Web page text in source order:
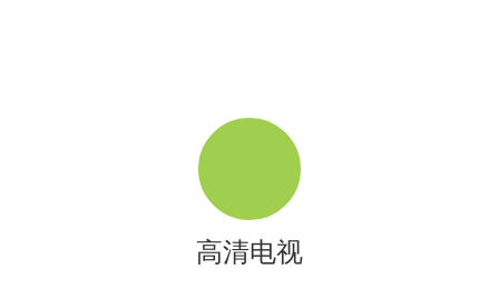
高清电视